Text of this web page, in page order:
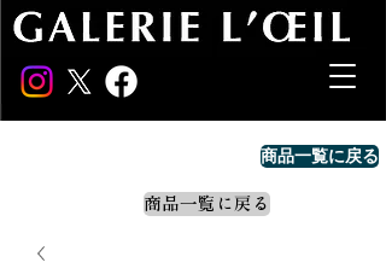
商品一覧に戻る
商品一覧に戻る